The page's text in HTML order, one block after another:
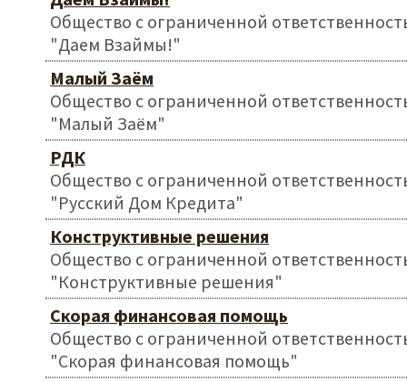
Общество с ограниченной
"Даем Взаймы!"
Малый Заём
Общество с ограниченной
"Малый Заём"
РДК
Общество с ограниченной
"Русский Дом Кредита"
Конструктивные решения
Общество с ограниченной
"Конструктивные решения"
Скорая финансовая помощь
Общество с ограниченной
"Скорая финансовая помощь"